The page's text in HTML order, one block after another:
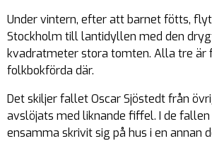
Under vintern, efter att barnet fötts,
Stockholm till lantidyllen med den
kvadratmeter stora tomten. Alla tre är
folkbokförda där.
Det skiljer fallet Oscar Sjöstedt från
avslöjats med liknande fiffel. I de
ensamma skrivit sig på hus i en annan